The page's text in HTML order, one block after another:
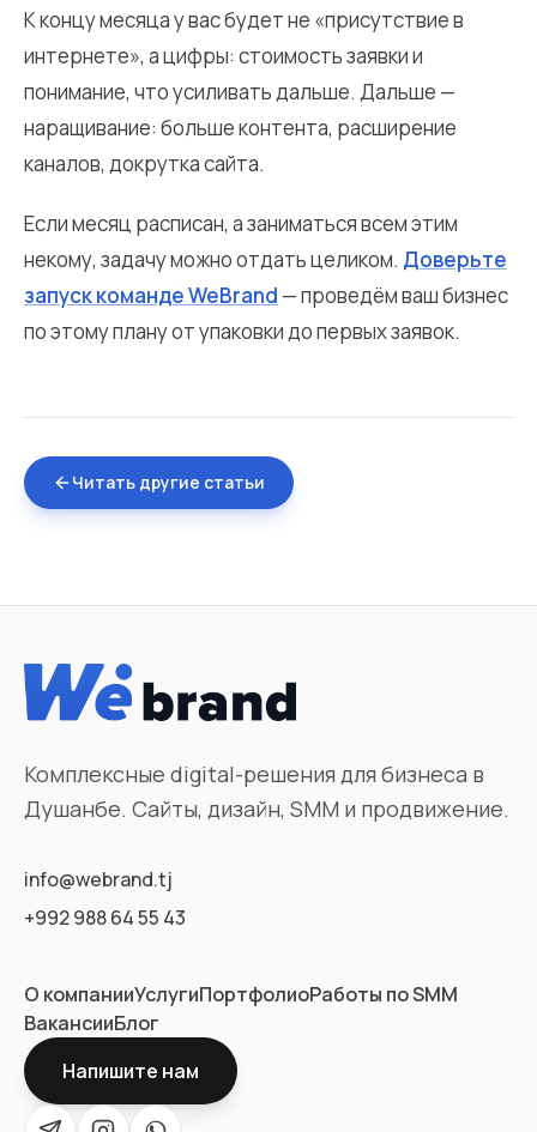
К концу месяца у вас будет не «присутствие в
интернете», а цифры: стоимость заявки и
понимание, что усиливать дальше. Дальше —
наращивание: больше контента, расширение
каналов, докрутка сайта.
Если месяц расписан, а заниматься всем этим
некому, задачу можно отдать целиком. Доверьте
запуск команде WeBrand — проведём ваш бизнес
по этому плану от упаковки до первых заявок.
Читать другие статьи
Комплексные digital-решения для бизнеса в
Душанбе. Сайты, дизайн, SMM и продвижение.
info@webrand.tj
+992 988 64 55 43
О компанииУслугиПортфолиоРаботы по SMM
ВакансииБлог
Напишите нам